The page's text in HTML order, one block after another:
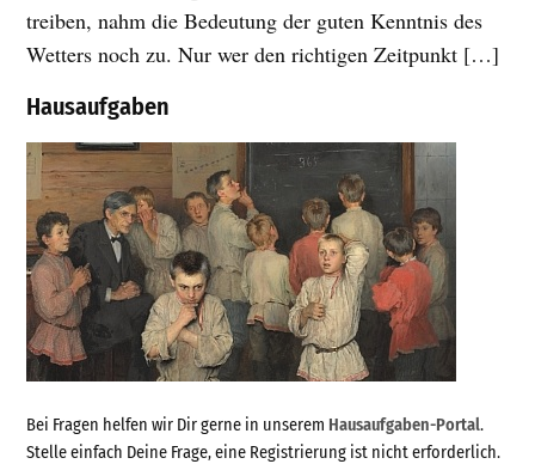
treiben, nahm die Bedeutung der guten Kenntnis des
Wetters noch zu. Nur wer den richtigen Zeitpunkt […]
Hausaufgaben
Bei Fragen helfen wir Dir gerne in unserem Hausaufgaben-Portal.
Stelle einfach Deine Frage, eine Registrierung ist nicht erforderlich.